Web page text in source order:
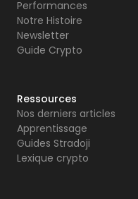
Performances
Notre Histoire
Newsletter
Guide Crypto
Ressources
Nos derniers articles
Apprentissage
Guides Stradoji
Lexique crypto